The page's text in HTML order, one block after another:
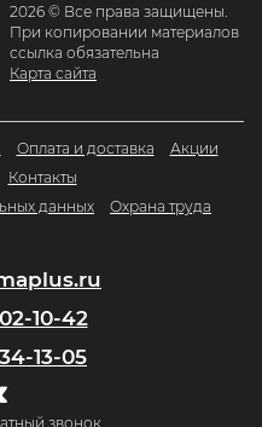
2026 © Все права защищены.
При копировании материалов
ссылка обязательна
Карта сайта
Оплата и доставка
Акции
Контакты
данных
Охрана труда
10-42
13-05
звонок